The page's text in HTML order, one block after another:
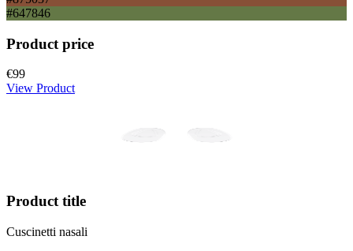
#647846
Product price
€99
View Product
Product title
Cuscinetti nasali